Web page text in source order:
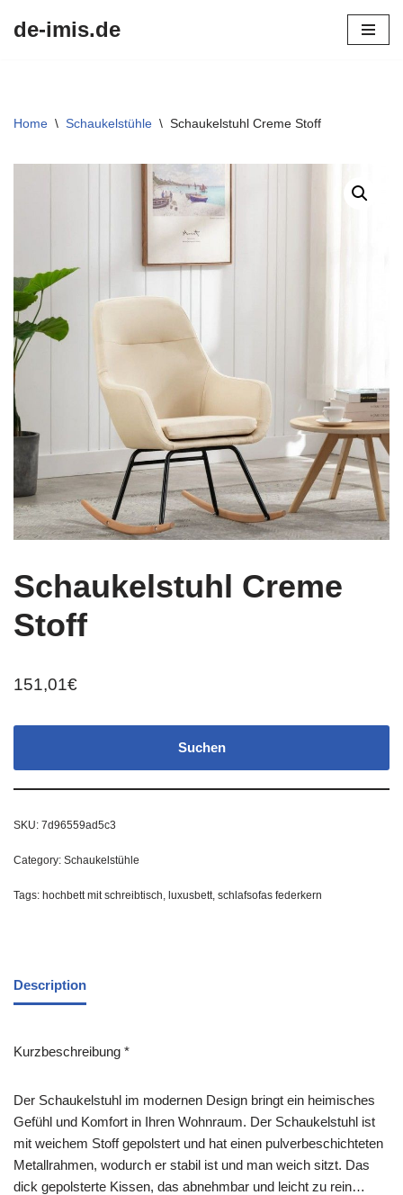
de-imis.de
Home \ Schaukelstühle \ Schaukelstuhl Creme Stoff
Schaukelstuhl Creme
Stoff
151,01€
Suchen
SKU: 7d96559ad5c3
Category: Schaukelstühle
Tags: hochbett mit schreibtisch, luxusbett, schlafsofas federkern
Description
Kurzbeschreibung *
Der Schaukelstuhl im modernen Design bringt ein heimisches
Gefühl und Komfort in Ihren Wohnraum. Der Schaukelstuhl ist
mit weichem Stoff gepolstert und hat einen pulverbeschichteten
Metallrahmen, wodurch er stabil ist und man weich sitzt. Das
dick gepolsterte Kissen, das abnehmbar und leicht zu rein…